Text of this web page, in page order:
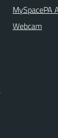
MySpacePA
Webcam